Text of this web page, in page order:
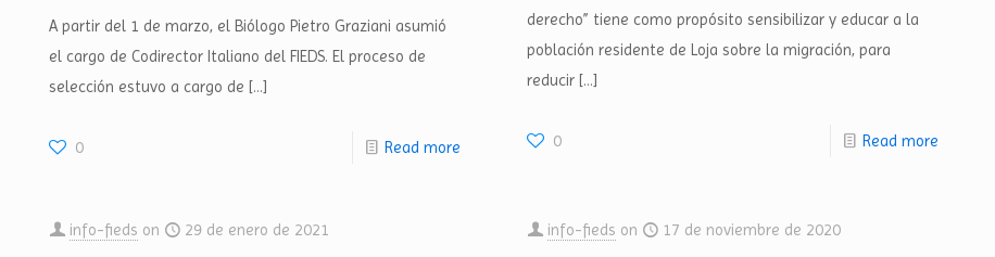
A partir del 1 de marzo, el Biólogo Pietro Graziani asumió
el cargo de Codirector Italiano del FIEDS. El proceso de
selección estuvo a cargo de […]
0 Read more
derecho” tiene como propósito sensibilizar y educar a la
población residente de Loja sobre la migración, para
reducir […]
0 Read more
info-fieds on 29 de enero de 2021 info-fieds on 17 de noviembre de 2020